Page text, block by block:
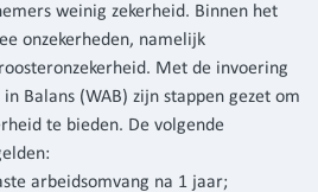
weinig zekerheid. Binnen het
onzekerheden, namelijk
Met de invoering
Balans (WAB) zijn stappen gezet om
te bieden. De volgende
arbeidsomvang na 1 jaar;